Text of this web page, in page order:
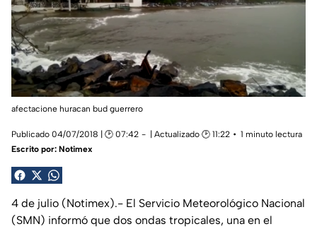
afectacione huracan bud guerrero
Publicado 04/07/2018 | 🕑 07:42 | Actualizado 🕑 11:22
1 minuto lectura
Escrito por: Notimex
4 de julio (Notimex).- El Servicio Meteorológico Nacional
(SMN) informó que dos ondas tropicales, una en el